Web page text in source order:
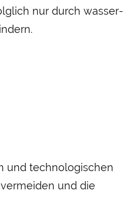
nur durch wasser­
und techno­logischen
und die